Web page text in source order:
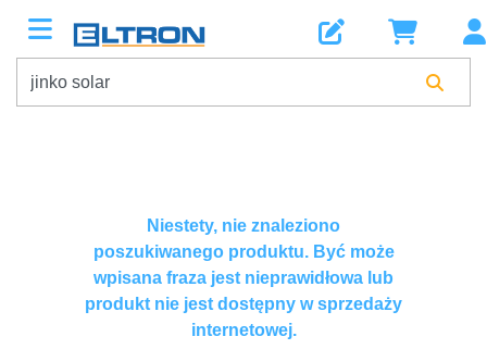
Niestety, nie znaleziono
poszukiwanego produktu. Być może
wpisana fraza jest nieprawidłowa lub
produkt nie jest dostępny w sprzedaży
internetowej.